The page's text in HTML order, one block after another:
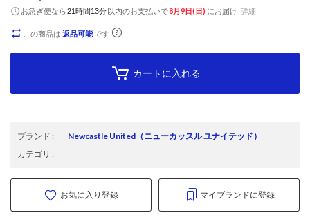
お急ぎ便なら21時間13分以内のお支払いで8月9日(日) にお届け 詳細
この商品は 返品可能です
カートに入れる
ブランド : Newcastle United （ニューカッスル ユナイテッド）
カテゴリ :
お気に入り登録 マイブランドに登録